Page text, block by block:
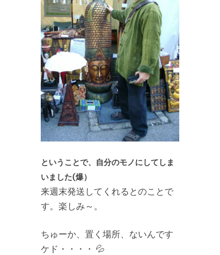
ということで、自分のモノにしてしま
いました(爆）
来週末発送してくれるとのことで
す。楽しみ～。
ちゅーか、置く場所、ないんです
ケド・・・・ 💦